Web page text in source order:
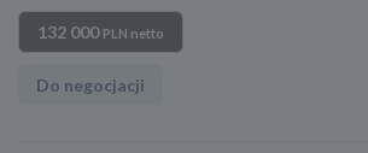
132 000 PLN netto
Do negocjacji